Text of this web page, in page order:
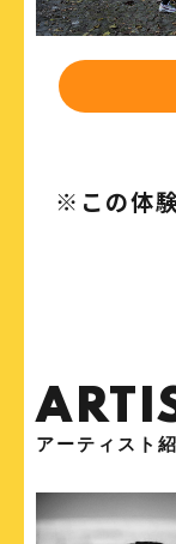
※この体
アーティスト